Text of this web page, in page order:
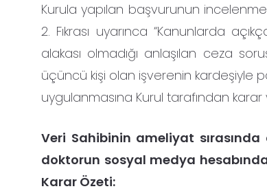
Kurula yapılan başvurunun
2. Fıkrası uyarınca “Kanunlarda
alakası olmadığı anlaşılan ceza
üçüncü kişi olan işverenin kardeşiyle
uygulanmasına Kurul tarafından karar
Veri Sahibinin ameliyat
doktorun sosyal medya
Karar Özeti: